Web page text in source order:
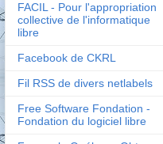
FACIL - Pour l'appropriation
collective de l'informatique
libre
Facebook de CKRL
Fil RSS de divers netlabels
Free Software Fondation -
Fondation du logiciel libre